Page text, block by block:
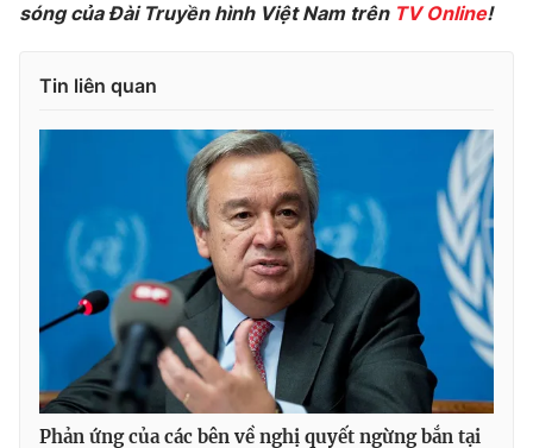
Video Shorts video
VTV Money
VTV Sức khoẻ Bất động sản
Thị trường 24h Tấm lòng Việt
Vươn mình bằng AI
VTV8
Liên hệ tòa soạn English
sóng của Đài Truyền hình Việt Nam trên TV Online!
Tin liên quan
Phản ứng của các bên về nghị quyết ngừng bắn tại